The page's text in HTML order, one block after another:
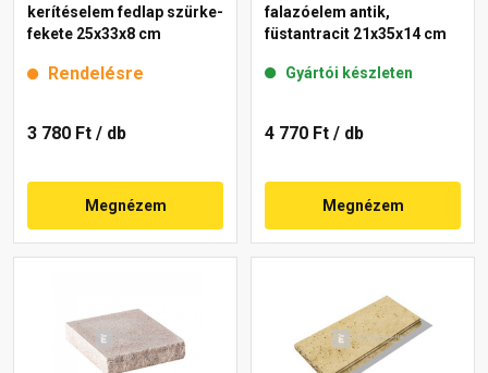
kerítéselem fedlap szürke-
fekete 25x33x8 cm
Rendelésre
3 780 Ft / db
Megnézem
falazóelem antik,
füstantracit 21x35x14 cm
Gyártói készleten
4 770 Ft / db
Megnézem